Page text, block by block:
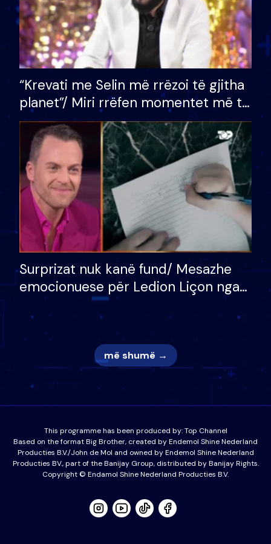
“Krevati me Selin më rrëzoi të gjitha
planet”/ Miri rrëfen momentet më të
bukura në shtëpinë e BB VIP: Do më
mungojë zilja e mëngjesit kur…
Surprizat nuk kanë fund/ Mesazhe
emocionuese për Ledion Liçon nga
nëna dhe fëmijët e tij, moderatori
nuk i mban dot lotët: Nuk meritoj…
më shumë →
This programme has been produced by:Top Channel
Based on the format Big Brother, created by Endemol Shine Nederland
Producties B.V./John de Mol and owned by Endemol Shine Nederland
Producties BV., part of the Banijay Group, distributed by Banijay Rights.
Copyright © Endamol Shine Nederland Producties B.V.